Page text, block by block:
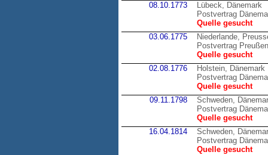
08.10.1773
Lübeck, Dänemark
Postvertrag
Quelle gesucht
03.06.1775
Niederlande,
Postvertrag
Quelle gesucht
02.08.1776
Holstein, Dänemark
Postvertrag
Quelle gesucht
09.11.1798
Schweden,
Postvertrag
Quelle gesucht
16.04.1814
Schweden,
Postvertrag
Quelle gesucht